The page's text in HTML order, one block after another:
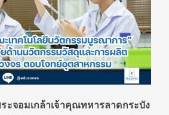
ะจอมเกล้าเจ้าคุณทหารลาดกระบัง